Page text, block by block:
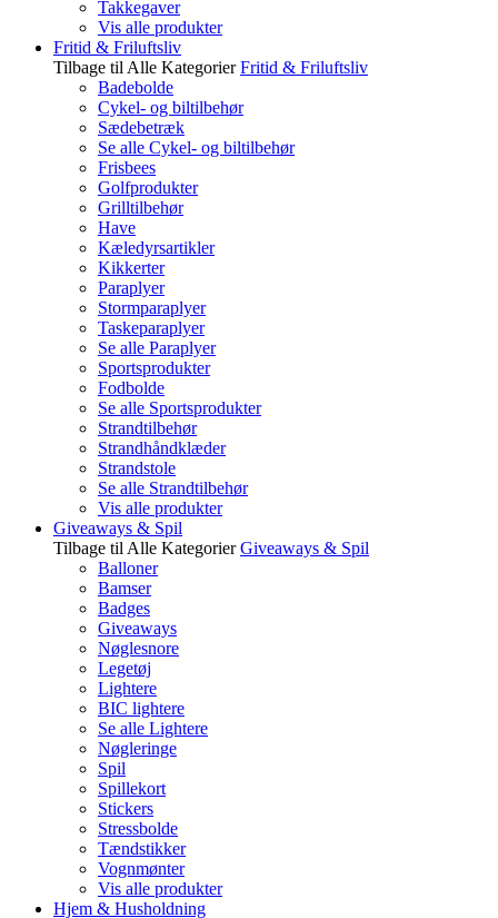
Takkegaver
Vis alle produkter
Fritid & Friluftsliv
Tilbage til Alle Kategorier Fritid & Friluftsliv
Badebolde
Cykel- og biltilbehør
Sædebetræk
Se alle Cykel- og biltilbehør
Frisbees
Golfprodukter
Grilltilbehør
Have
Kæledyrsartikler
Kikkerter
Paraplyer
Stormparaplyer
Taskeparaplyer
Se alle Paraplyer
Sportsprodukter
Fodbolde
Se alle Sportsprodukter
Strandtilbehør
Strandhåndklæder
Strandstole
Se alle Strandtilbehør
Vis alle produkter
Giveaways & Spil
Tilbage til Alle Kategorier Giveaways & Spil
Balloner
Bamser
Badges
Giveaways
Nøglesnore
Legetøj
Lightere
BIC lightere
Se alle Lightere
Nøgleringe
Spil
Spillekort
Stickers
Stressbolde
Tændstikker
Vognmønter
Vis alle produkter
Hjem & Husholdning